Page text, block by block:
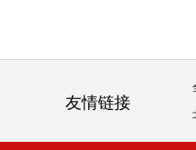
友情链接